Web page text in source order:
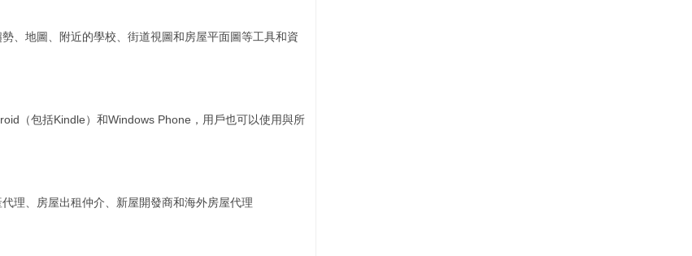
、地圖、附近的學校、街道視圖和房屋平面圖等工具和資
（包括Kindle）和Windows Phone，用戶也可以使用與所
理、房屋出租仲介、新屋開發商和海外房屋代理